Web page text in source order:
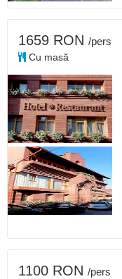
1659 RON /pers
Cu masă
1100 RON /pers